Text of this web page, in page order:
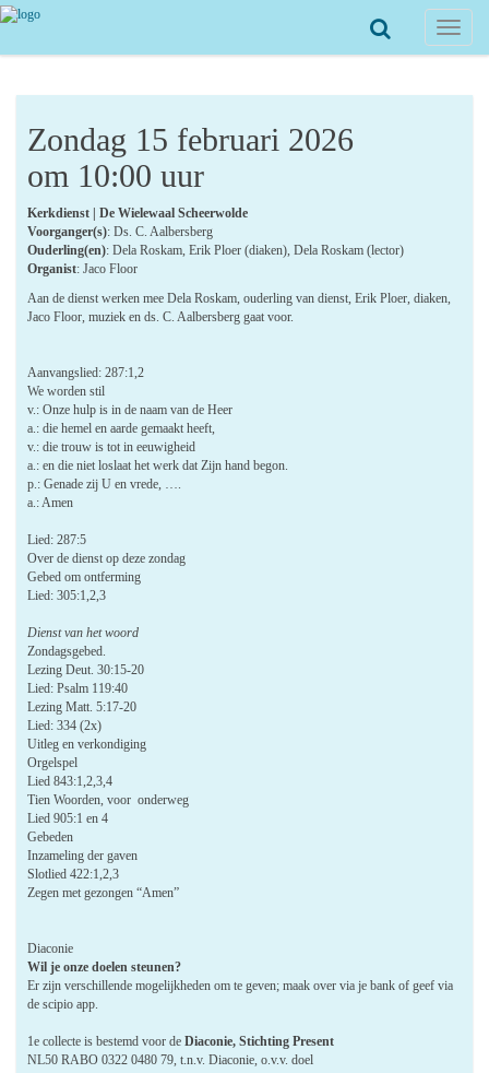
Toggle
Zondag 15 februari 2026
om 10:00 uur
Kerkdienst | De Wielewaal Scheerwolde
Voorganger(s): Ds. C. Aalbersberg
Ouderling(en): Dela Roskam, Erik Ploer (diaken), Dela Roskam (lector)
Organist: Jaco Floor
Aan de dienst werken mee Dela Roskam, ouderling van dienst, Erik Ploer, diaken,
Jaco Floor, muziek en ds. C. Aalbersberg gaat voor.
Aanvangslied: 287:1,2
We worden stil
v.: Onze hulp is in de naam van de Heer
a.: die hemel en aarde gemaakt heeft,
v.: die trouw is tot in eeuwigheid
a.: en die niet loslaat het werk dat Zijn hand begon.
p.: Genade zij U en vrede, ….
a.: Amen
Lied: 287:5
Over de dienst op deze zondag
Gebed om ontferming
Lied: 305:1,2,3
Dienst van het woord
Zondagsgebed.
Lezing Deut. 30:15-20
Lied: Psalm 119:40
Lezing Matt. 5:17-20
Lied: 334 (2x)
Uitleg en verkondiging
Orgelspel
Lied 843:1,2,3,4
Tien Woorden, voor onderweg
Lied 905:1 en 4
Gebeden
Inzameling der gaven
Slotlied 422:1,2,3
Zegen met gezongen “Amen”
Diaconie
Wil je onze doelen steunen?
Er zijn verschillende mogelijkheden om te geven; maak over via je bank of geef via
de scipio app.
1e collecte is bestemd voor deDiaconie, Stichting Present
NL50 RABO 0322 0480 79, t.n.v. Diaconie, o.v.v. doel